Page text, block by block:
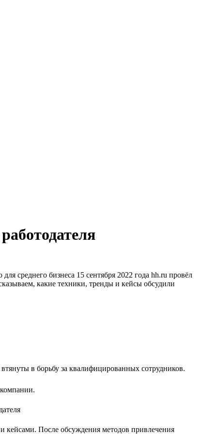
среднего бизнеса 15 сентября 2022 года hh.ru провёл
какие техники, тренды и кейсы обсудили
в борьбу за квалифицированных сотрудников.
После обсуждения методов привлечения